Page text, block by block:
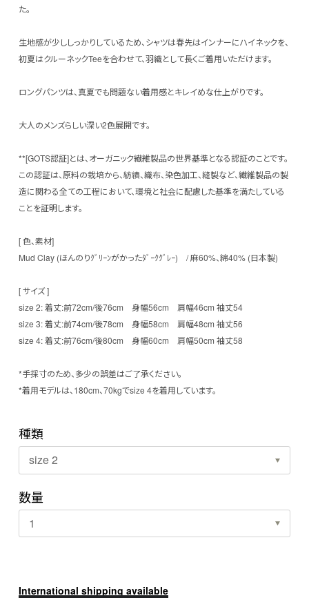
た。
生地感が少ししっかりしているため、シャツは春先はインナーにハイネックを、
初夏はクルーネックTeeを合わせて、羽織として長くご着用いただけます。
ロングパンツは、真夏でも問題ない着用感とキレイめな仕上がりです。
大人のメンズらしい深い2色展開です。
**[GOTS認証]とは、オーガニック繊維製品の世界基準となる認証のことです。
この認証は、原料の栽培から、紡績、織布、染色加工、縫製など、繊維製品の製
造に関わる全ての工程において、環境と社会に配慮した基準を満たしている
ことを証明します。
[ 色、素材]
Mud Clay (ほんのりｸﾞﾘｰﾝがかったﾀﾞｰｸｸﾞﾚｰ) / 麻60%、綿40% (日本製)
[ サイズ ]
size 2: 着丈:前72cm/後76cm 身幅56cm 肩幅46cm 袖丈54
size 3: 着丈:前74cm/後78cm 身幅58cm 肩幅48cm 袖丈56
size 4: 着丈:前76cm/後80cm 身幅60cm 肩幅50cm 袖丈58
*手採寸のため、多少の誤差はご了承ください。
*着用モデルは、180cm、70kgでsize 4を着用しています。
種類
数量
International shipping available